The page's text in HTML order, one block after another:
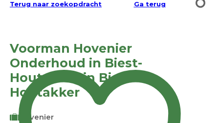
Terug naar zoekopdracht Ga terug
Voorman Hovenier
Onderhoud in Biest-
Houtakker in Biest-
Houtakker
Hovenier